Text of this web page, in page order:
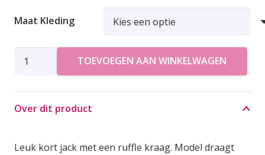
Maat Kleding
PALAZZO
TOEVOEGEN AAN WINKELWAGEN
Over dit product
Leuk kort jack met een ruffle kraag. Model draagt